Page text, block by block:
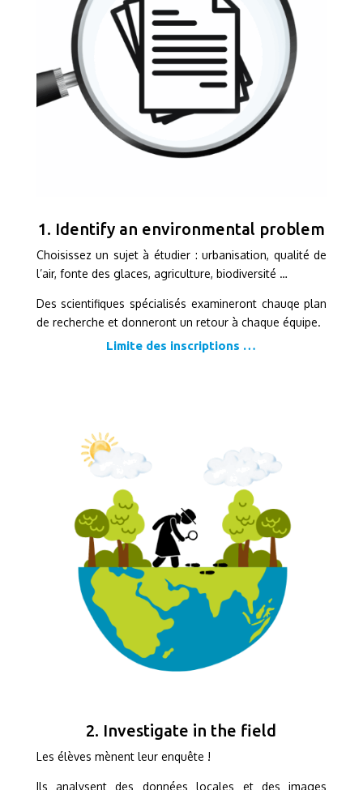
1. Identify an environmental problem
Choisissez un sujet à étudier : urbanisation, qualité de
l’air, fonte des glaces, agriculture, biodiversité …
Des scientifiques spécialisés examineront chauqe plan
de recherche et donneront un retour à chaque équipe.
Limite des inscriptions …
2. Investigate in the field
Les élèves mènent leur enquête !
Ils analysent des données locales et des images